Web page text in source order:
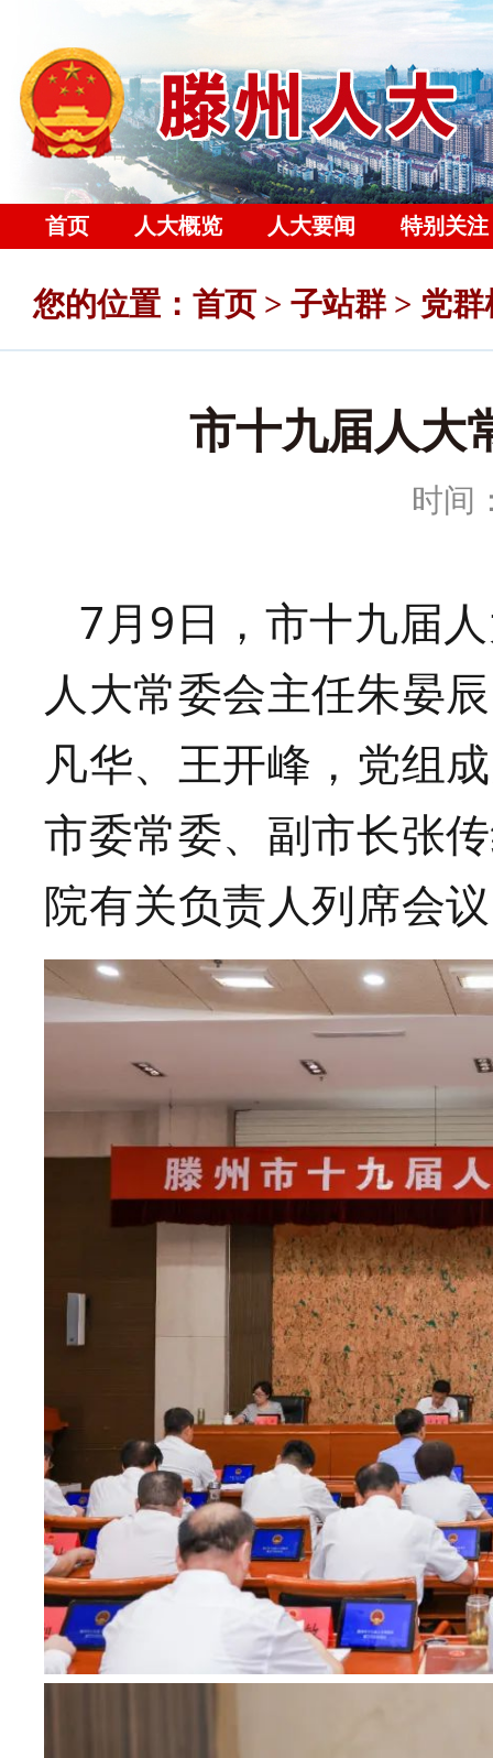
首页 人大概览 人大要闻 特别关注
您的位置 ： 首页 > 子站群 > 党群
市十九届人大
时间
7月9日，市十九届
人大常委会主任朱晏
凡华、王开峰，党组
市委常委、副市长张
院有关负责人列席会